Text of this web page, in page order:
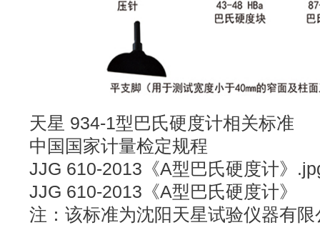
天星 934-1型巴氏硬度计相关标准
中国国家计量检定规程
JJG 610-2013《A型巴氏硬度计》
JJG 610-2013《A型巴氏硬度计》
注：该标准为沈阳天星试验仪器有